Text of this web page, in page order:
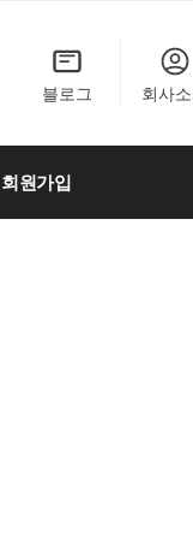
블로그
회사
회원가입